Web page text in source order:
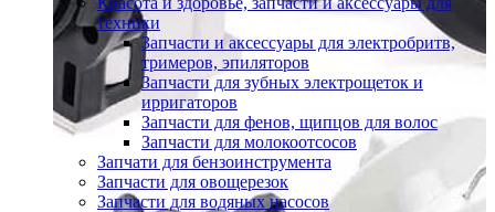
техники
Запчасти и аксессуары для электробритв,
тримеров, эпиляторов
Запчасти для зубных электрощеток и
ирригаторов
Запчасти для фенов, щипцов для волос
Запчасти для молокоотсосов
Запчати для бензоинструмента
Запчасти для овощерезок
Запчасти для водяных насосов